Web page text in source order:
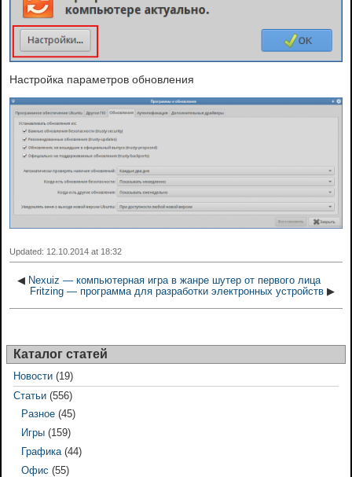
Настройка параметров обновления
Updated: 12.10.2014 at 18:32
◀ Nexuiz — компьютерная игра в жанре шутер от первого лица
Fritzing — программа для разработки электронных устройств ▶
Каталог статей
Новости (19)
Статьи (556)
Разное (45)
Игры (159)
Графика (44)
Офис (55)